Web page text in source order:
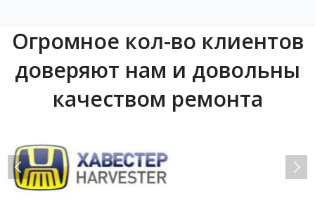
Огромное кол-во клиентов
доверяют нам и довольны
качеством ремонта